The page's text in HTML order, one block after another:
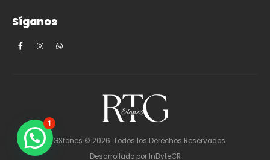
Síganos
RTGStones © 2026. Todos los Derechos Reservados
Desarrollado por InByteCR
1